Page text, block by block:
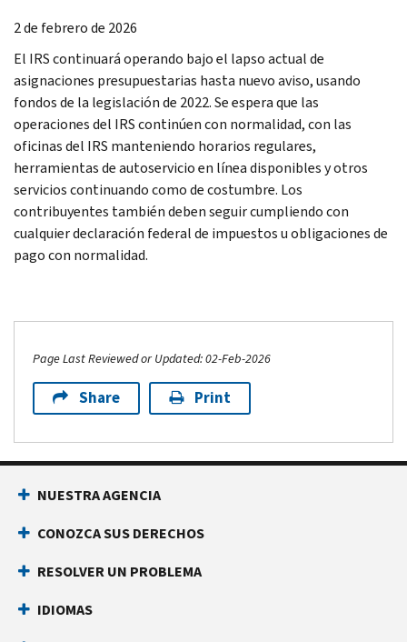
2 de febrero de 2026
El IRS continuará operando bajo el lapso actual de
asignaciones presupuestarias hasta nuevo aviso, usando
fondos de la legislación de 2022. Se espera que las
operaciones del IRS continúen con normalidad, con las
oficinas del IRS manteniendo horarios regulares,
herramientas de autoservicio en línea disponibles y otros
servicios continuando como de costumbre. Los
contribuyentes también deben seguir cumpliendo con
cualquier declaración federal de impuestos u obligaciones de
pago con normalidad.
Page Last Reviewed or Updated: 02-Feb-2026
Share Print
NUESTRA AGENCIA
CONOZCA SUS DERECHOS
RESOLVER UN PROBLEMA
IDIOMAS